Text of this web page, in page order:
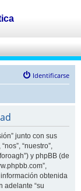
Identificarse
junto con sus
“nuestro”,
y phpBB (de
información obtenida
adelante “su